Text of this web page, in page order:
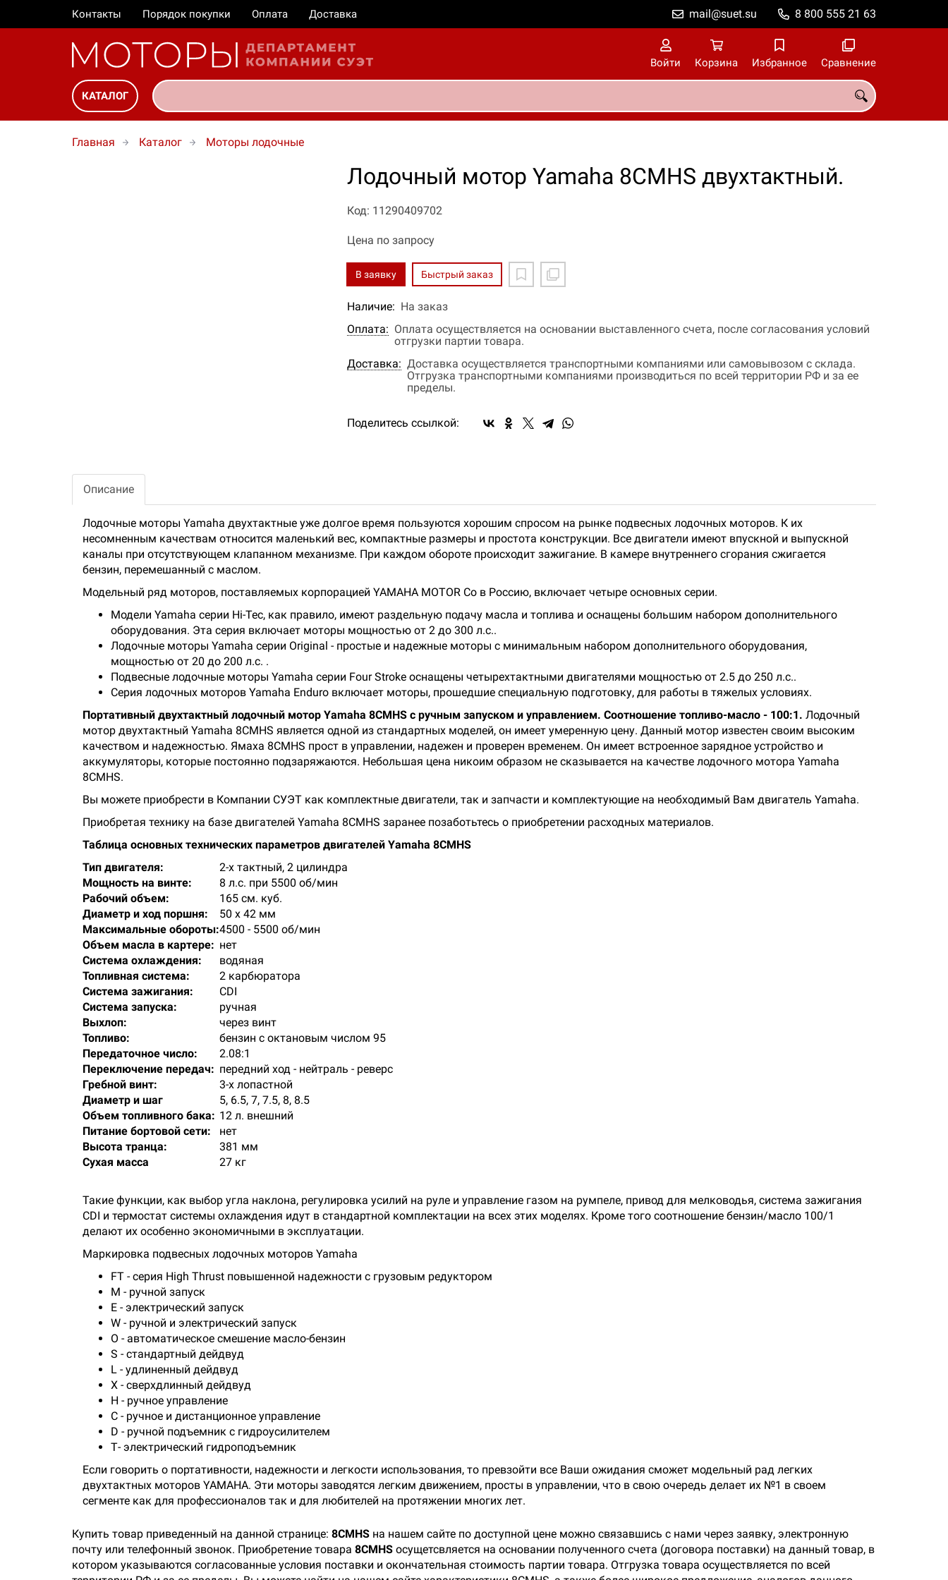
Контакты Порядок покупки Оплата Доставка 8 800 555 21 63
mail@suet.su
Войти Корзина Избранное Сравнение
КАТАЛОГ
Главная Каталог Моторы лодочные
Лодочный мотор Yamaha 8CMHS двухтактный.
Код: 11290409702
Цена по запросу
В заявку Быстрый заказ
Наличие: На заказ
Оплата: Оплата осуществляется на основании выставленного счета, после согласования условий
отгрузки партии товара.
Доставка: Доставка осуществляется транспортными компаниями или самовывозом с склада.
Отгрузка транспортными компаниями производиться по всей территории РФ и за ее
пределы.
Поделитесь ссылкой:
Описание
Лодочные моторы Yamaha двухтактные уже долгое время пользуются хорошим спросом на рынке подвесных лодочных моторов. К их
несомненным качествам относится маленький вес, компактные размеры и простота конструкции. Все двигатели имеют впускной и выпускной
каналы при отсутствующем клапанном механизме. При каждом обороте происходит зажигание. В камере внутреннего сгорания сжигается
бензин, перемешанный с маслом.
Модельный ряд моторов, поставляемых корпорацией YAMAHA MOTOR Co в Россию, включает четыре основных серии.
Модели Yamaha серии Hi-Tec, как правило, имеют раздельную подачу масла и топлива и оснащены большим набором дополнительного
оборудования. Эта серия включает моторы мощностью от 2 до 300 л.с..
Лодочные моторы Yamaha серии Original - простые и надежные моторы с минимальным набором дополнительного оборудования,
мощностью от 20 до 200 л.с. .
Подвесные лодочные моторы Yamaha серии Four Stroke оснащены четырехтактными двигателями мощностью от 2.5 до 250 л.с..
Серия лодочных моторов Yamaha Enduro включает моторы, прошедшие специальную подготовку, для работы в тяжелых условиях.
Портативный двухтактный лодочный мотор Yamaha 8CMHS с ручным запуском и управлением. Соотношение топливо-масло - 100:1. Лодочный
мотор двухтактный Yamaha 8CMHS является одной из стандартных моделей, он имеет умеренную цену. Данный мотор известен своим высоким
качеством и надежностью. Ямаха 8CMHS прост в управлении, надежен и проверен временем. Он имеет встроенное зарядное устройство и
аккумуляторы, которые постоянно подзаряжаются. Небольшая цена никоим образом не сказывается на качестве лодочного мотора Yamaha
8CMHS.
Вы можете приобрести в Компании СУЭТ как комплектные двигатели, так и запчасти и комплектующие на необходимый Вам двигатель Yamaha.
Приобретая технику на базе двигателей Yamaha 8CMHS заранее позаботьтесь о приобретении расходных материалов.
Таблица основных технических параметров двигателей Yamaha 8CMHS
Тип двигателя:
2-х тактный, 2 цилиндра
Мощность на винте:
8 л.с. при 5500 об/мин
Рабочий объем:
165 см. куб.
Диаметр и ход поршня:
50 x 42 мм
Максимальные обороты:4500 - 5500 об/мин
Объем масла в картере: нет
Система охлаждения:
водяная
Топливная система:
2 карбюратора
Система зажигания:
CDI
Система запуска:
ручная
Выхлоп:
через винт
Топливо:
бензин с октановым числом 95
Передаточное число:
2.08:1
Переключение передач: передний ход - нейтраль - реверс
Гребной винт:
3-х лопастной
Диаметр и шаг
5, 6.5, 7, 7.5, 8, 8.5
Объем топливного бака: 12 л. внешний
Питание бортовой сети:
нет
Высота транца:
381 мм
Сухая масса
27 кг
Такие функции, как выбор угла наклона, регулировка усилий на руле и управление газом на румпеле, привод для мелководья, система зажигания
CDI и термостат системы охлаждения идут в стандартной комплектации на всех этих моделях. Кроме того соотношение бензин/масло 100/1
делают их особенно экономичными в эксплуатации.
Маркировка подвесных лодочных моторов Yamaha
FT - серия High Thrust повышенной надежности с грузовым редуктором
М - ручной запуск
Е - электрический запуск
W - ручной и электрический запуск
О - автоматическое смешение масло-бензин
S - стандартный дейдвуд
L - удлиненный дейдвуд
X - сверхдлинный дейдвуд
Н - ручное управление
С - ручное и дистанционное управление
D - ручной подъемник с гидроусилителем
Т- электрический гидроподъемник
Если говорить о портативности, надежности и легкости использования, то превзойти все Ваши ожидания сможет модельный рад легких
двухтактных моторов YAMAHA. Эти моторы заводятся легким движением, просты в управлении, что в свою очередь делает их №1 в своем
сегменте как для профессионалов так и для любителей на протяжении многих лет.
Купить товар приведенный на данной странице: 8CMHS на нашем сайте по доступной цене можно связавшись с нами через заявку, электронную
почту или телефонный звонок. Приобретение товара 8CMHS осущетсвляется на основании полученного счета (договора поставки) на данный товар, в
котором указываются согласованные условия поставки и окончательная стоимость партии товара. Отгрузка товара осуществляется по всей